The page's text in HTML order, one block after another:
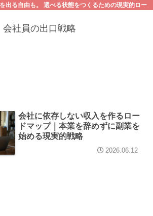
出る自由も。 選べる状態をつくるための現実的ロー
会社員の出口戦略
会社に依存しない収入を作るロー
ドマップ｜本業を辞めずに副業を
始める現実的戦略
2026.06.12